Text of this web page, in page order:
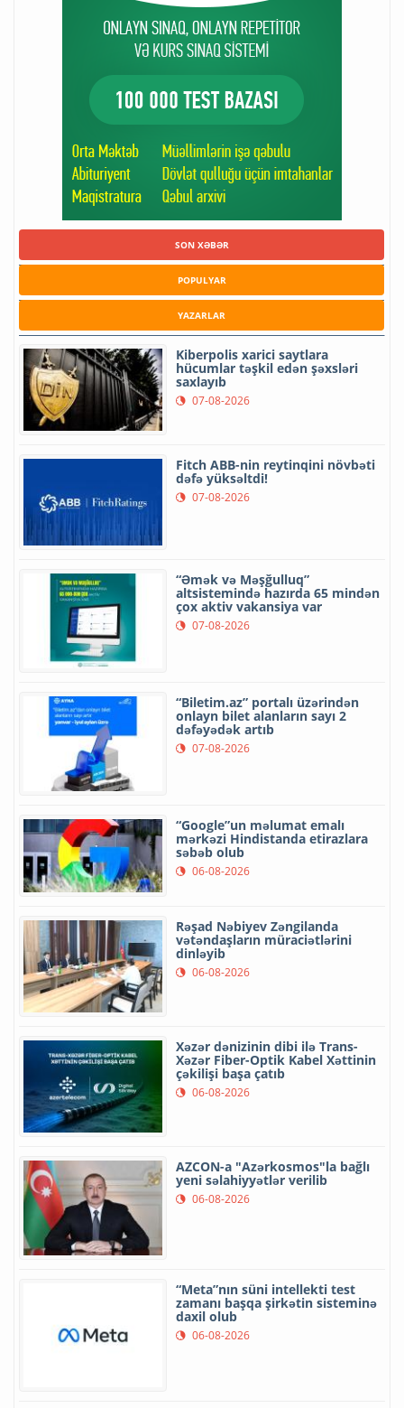
SON XƏBƏR
POPULYAR
YAZARLAR
Kiberpolis xarici saytlara
hücumlar təşkil edən şəxsləri
saxlayıb
07-08-2026
Fitch ABB-nin reytinqini növbəti
dəfə yüksəltdi!
07-08-2026
“Əmək və Məşğulluq”
altsistemində hazırda 65 mindən
çox aktiv vakansiya var
07-08-2026
“Biletim.az” portalı üzərindən
onlayn bilet alanların sayı 2
dəfəyədək artıb
07-08-2026
“Google”un məlumat emalı
mərkəzi Hindistanda etirazlara
səbəb olub
06-08-2026
Rəşad Nəbiyev Zəngilanda
vətəndaşların müraciətlərini
dinləyib
06-08-2026
Xəzər dənizinin dibi ilə Trans-
Xəzər Fiber-Optik Kabel Xəttinin
çəkilişi başa çatıb
06-08-2026
AZCON-a "Azərkosmos"la bağlı
yeni səlahiyyətlər verilib
06-08-2026
“Meta”nın süni intellekti test
zamanı başqa şirkətin sisteminə
daxil olub
06-08-2026